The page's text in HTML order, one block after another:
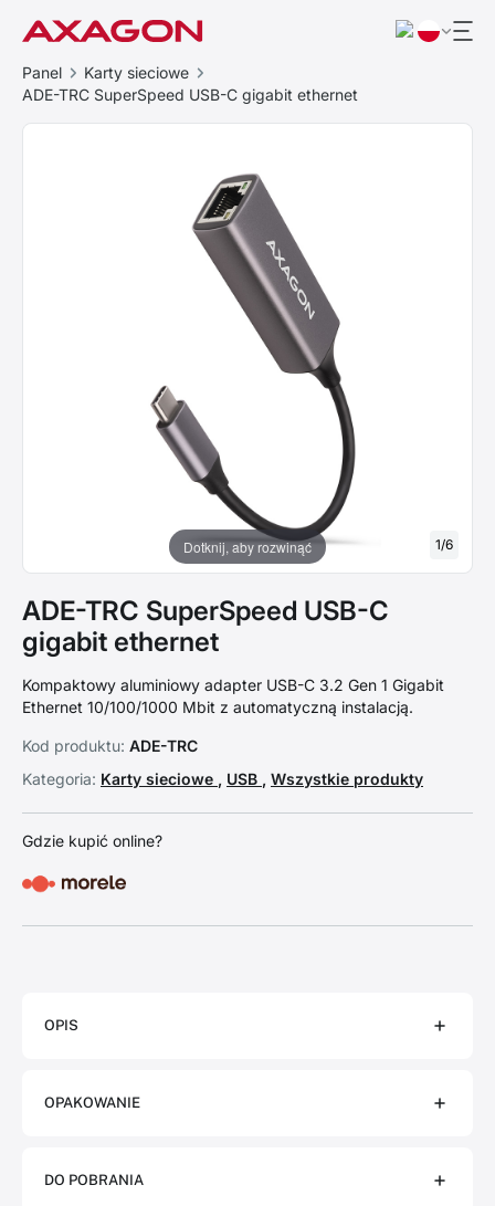
Panel
Karty sieciowe
ADE-TRC SuperSpeed USB-C gigabit ethernet
Dotknij, aby rozwinąć 1/6
ADE-TRC SuperSpeed USB-C
gigabit ethernet
Kompaktowy aluminiowy adapter USB-C 3.2 Gen 1 Gigabit
Ethernet 10/100/1000 Mbit z automatyczną instalacją.
Kod produktu: ADE-TRC
Kategoria: Karty sieciowe , USB , Wszystkie produkty
Gdzie kupić online?
OPIS
OPAKOWANIE
DO POBRANIA